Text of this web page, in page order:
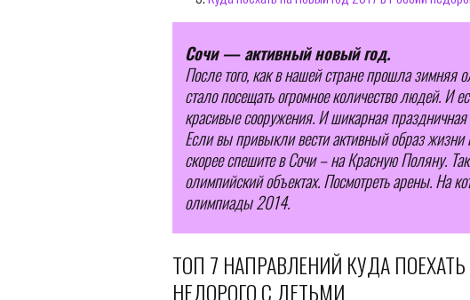
Сочи — активный новый год.
После того, как в нашей стране прошла зимняя
стало посещать огромное количество людей. И
красивые сооружения. И шикарная праздничная
Если вы привыкли вести активный образ жизни
скорее спешите в Сочи – на Красную Поляну.
олимпийский объектах. Посмотреть арены. На
олимпиады 2014.
ТОП 7 НАПРАВЛЕНИЙ КУДА
НЕДОРОГО С ДЕТЬМИ